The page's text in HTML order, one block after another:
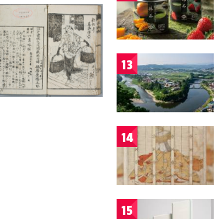
13
14
15